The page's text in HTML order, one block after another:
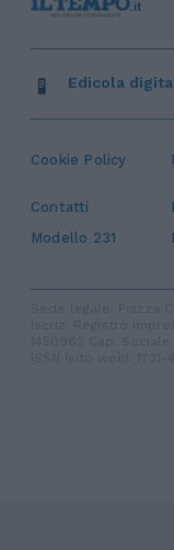
Cookie Policy
Contatti
Modello 231
Edicola